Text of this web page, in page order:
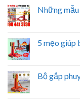
Những
5 mẹo giúp
Bộ gắp